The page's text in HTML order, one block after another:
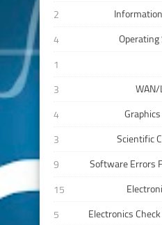
2
4
1
3
4
3
9
15
5